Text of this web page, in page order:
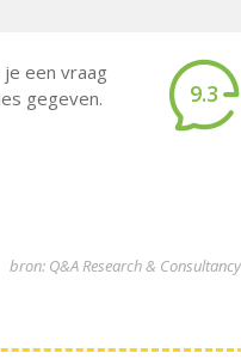
je een vraag
gegeven.
9.3
bron: Q&A Research & Consultancy